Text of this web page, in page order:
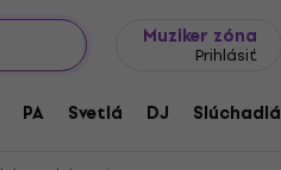
Muziker zóna
Prihlásiť
PA Svetlá DJ Slúchadlá
Inspirata Upgrade:
(Digitálny produkt)